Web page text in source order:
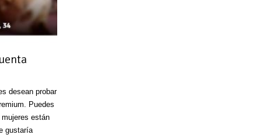
desean probar
Puedes
están
gustaría